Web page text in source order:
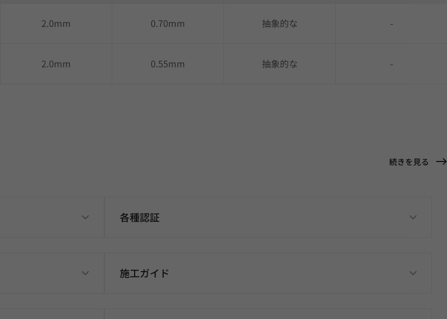
2.0mm 0.70mm 抽象的な -
2.0mm 0.55mm 抽象的な -
続きを見る
各種認証
施工ガイド